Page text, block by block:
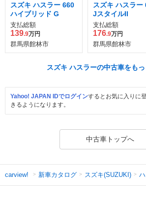
スズキ ハスラー 660
ハイブリッド G
支払総額
139.9万円
群馬県館林市
スズキ ハスラー
JスタイルII
支払総額
176.9万円
群馬県館林市
スズキ ハスラーの中古車をも
Yahoo! JAPAN IDでログインするとお気に入りに
きるようになります。
中古車トップへ
carview! 新車カタログ スズキ(SUZUKI)